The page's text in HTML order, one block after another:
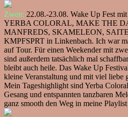
Zwen: 22.08.-23.08. Wake Up Fest
YERBA COLORAL, MAKE THE
MANFREDS, SKAMELEON,
KMPFSPRT in Linkenbach. Ich war
auf Tour. Für einen Weekender mit
sind außerdem tatsächlich mal
bleibt auch heile. Das Wake Up
kleine Veranstaltung und mit viel liebe
Mein Tageshighlight sind Yerba
Gesang und entspannten tanzbaren
ganz smooth den Weg in meine